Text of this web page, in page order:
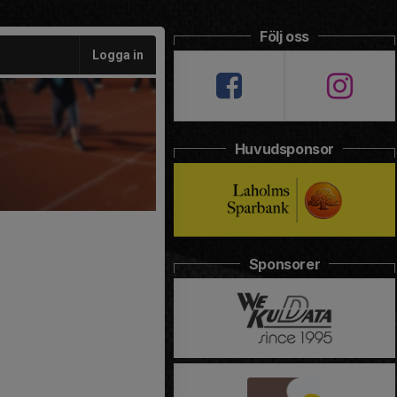
Logga in
Följ oss
Huvudsponsor
Sponsorer